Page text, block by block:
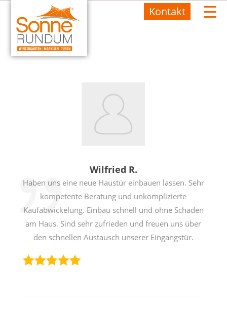
Kontakt
Wilfried R.
Haben uns eine neue Haustür einbauen lassen. Sehr
kompetente Beratung und unkomplizierte
Kaufabwickelung. Einbau schnell und ohne Schäden
am Haus. Sind sehr zufrieden und freuen uns über
den schnellen Austausch unserer Eingangstür.